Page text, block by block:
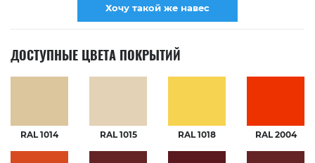
Хочу такой же навес
ДОСТУПНЫЕ ЦВЕТА ПОКРЫТИЙ
RAL 1014 RAL 1015 RAL 1018 RAL 2004